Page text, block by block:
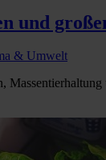
und
& Umwelt
Massentierhaltung